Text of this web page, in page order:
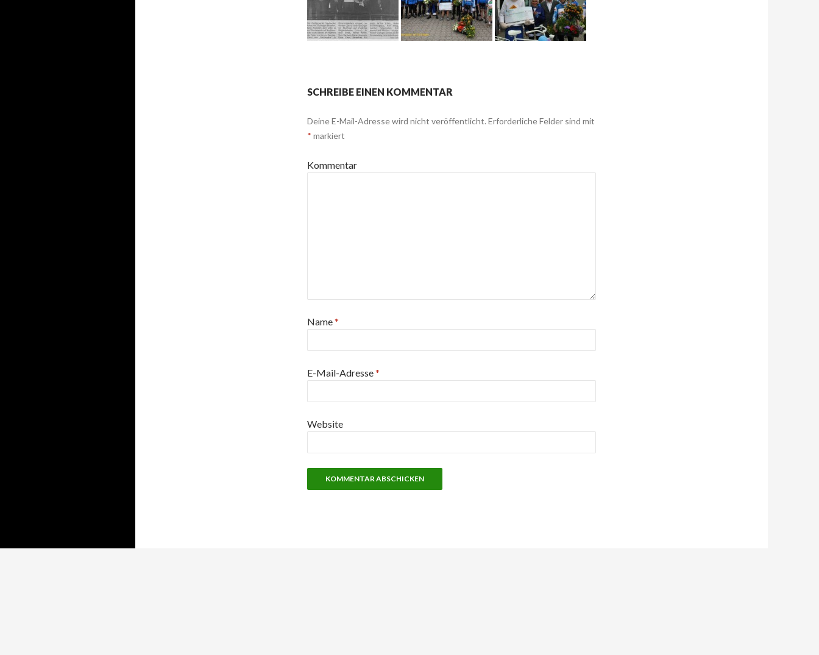
SCHREIBE EINEN KOMMENTAR
Deine E-Mail-Adresse wird nicht veröffentlicht. Erforderliche Felder sind mit
* markiert
Kommentar
Name*
E-Mail-Adresse*
Website